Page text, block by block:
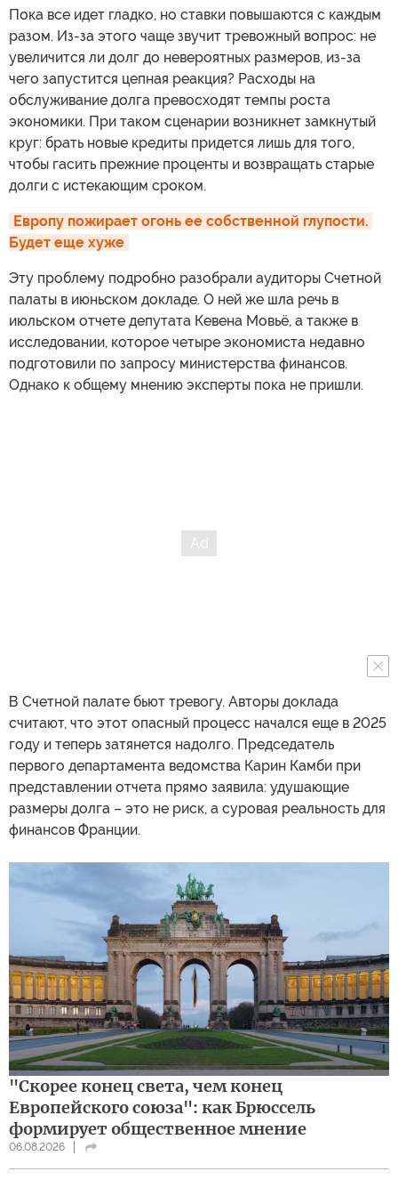
Пока все идет гладко, но ставки повышаются с каждым
разом. Из-за этого чаще звучит тревожный вопрос: не
увеличится ли долг до невероятных размеров, из-за
чего запустится цепная реакция? Расходы на
обслуживание долга превосходят темпы роста
экономики. При таком сценарии возникнет замкнутый
круг: брать новые кредиты придется лишь для того,
чтобы гасить прежние проценты и возвращать старые
долги с истекающим сроком.
Европу пожирает огонь ее собственной глупости.
Будет еще хуже
Эту проблему подробно разобрали аудиторы Счетной
палаты в июньском докладе. О ней же шла речь в
июльском отчете депутата Кевена Мовьё, а также в
исследовании, которое четыре экономиста недавно
подготовили по запросу министерства финансов.
Однако к общему мнению эксперты пока не пришли.
В Счетной палате бьют тревогу. Авторы доклада
считают, что этот опасный процесс начался еще в 2025
году и теперь затянется надолго. Председатель
первого департамента ведомства Карин Камби при
представлении отчета прямо заявила: удушающие
размеры долга – это не риск, а суровая реальность для
финансов Франции.
"Скорее конец света, чем конец
Европейского союза": как Брюссель
формирует общественное мнение
06.08.2026